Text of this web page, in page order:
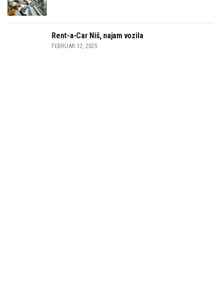
Rent-a-Car Niš, najam vozila
FEBRUAR 12, 2025